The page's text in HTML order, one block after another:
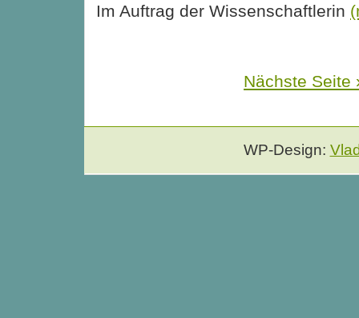
Im Auftrag der Wissenschaftlerin
Nächste Seite
WP-Design: